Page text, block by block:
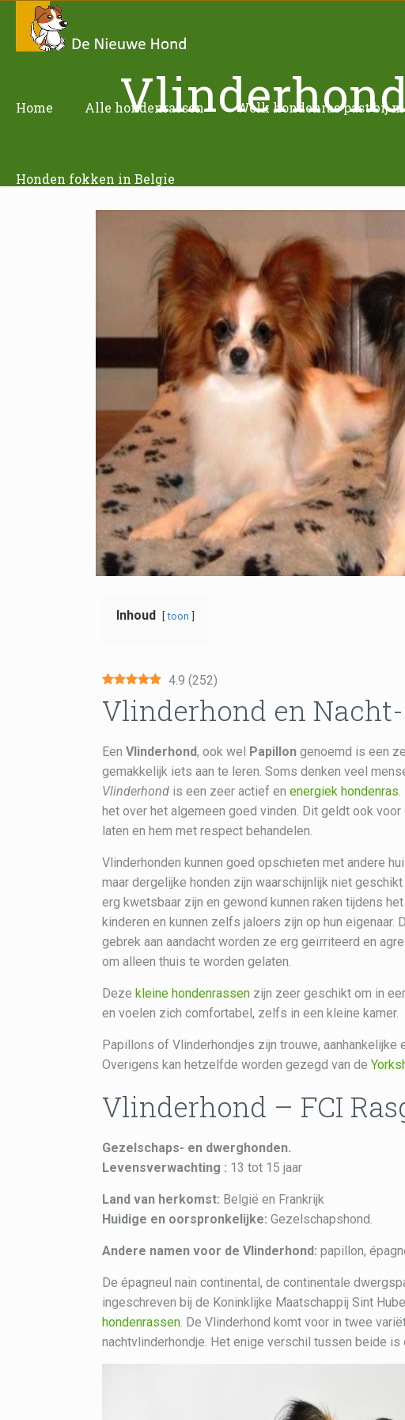
Home Alle hondenrassen Welk hondenras past bij
Honden fokken in Belgie
Inhoud toon
4.9 (252)
Vlinderhond en
EenVlinderhond, ook wel Papillon genoemd is een
gemakkelijk iets aan te leren. Soms denken veel
Vlinderhond is een zeer actief enenergiek hondenras.
het over het algemeen goed vinden. Dit geldt ook
laten en hem met respect behandelen.
Vlinderhonden kunnen goed opschieten met andere
maar dergelijke honden zijn waarschijnlijk niet
erg kwetsbaar zijn en gewond kunnen raken tijdens
kinderen en kunnen zelfs jaloers zijn op hun eigenaar.
gebrek aan aandacht worden ze erg geïrriteerd en
om alleen thuis te worden gelaten.
Dezekleine hondenrassen zijn zeer geschikt om in
en voelen zich comfortabel, zelfs in een kleine kamer.
Papillons of Vlinderhondjes zijn trouwe,
Overigens kan hetzelfde worden gezegd van de
Vlinderhond – FCI
Gezelschaps- en dwerghonden.
Levensverwachting : 13 tot 15 jaar
Land van herkomst: België en Frankrijk
Huidige en oorspronkelijke: Gezelschapshond.
Andere namen voor de Vlinderhond: papillon,
De épagneul nain continental, de continentale
ingeschreven bij de Koninklijke Maatschappij Sint
hondenrassen. De Vlinderhond komt voor in twee
nachtvlinderhondje. Het enige verschil tussen beide is